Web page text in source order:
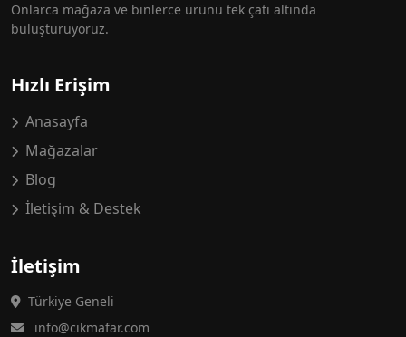
Onlarca mağaza ve binlerce ürünü tek çatı altında
buluşturuyoruz.
Hızlı Erişim
Anasayfa
Mağazalar
Blog
İletişim & Destek
İletişim
Türkiye Geneli
info@cikmafar.com